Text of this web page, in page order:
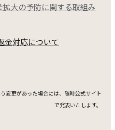
大の予防に関する取組み
金対応について
変更があった場合には、随時公式サイト
で発表いたします。